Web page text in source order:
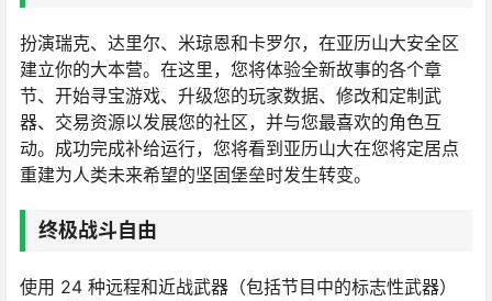
扮演瑞克、达里尔、米琼恩和卡罗尔，在亚历山大安全区
建立你的大本营。在这里，您将体验全新故事的各个章
节、开始寻宝游戏、升级您的玩家数据、修改和定制武
器、交易资源以发展您的社区，并与您最喜欢的角色互
动。成功完成补给运行，您将看到亚历山大在您将定居点
重建为人类未来希望的坚固堡垒时发生转变。
终极战斗自由
使用 24 种远程和近战武器（包括节目中的标志性武器）